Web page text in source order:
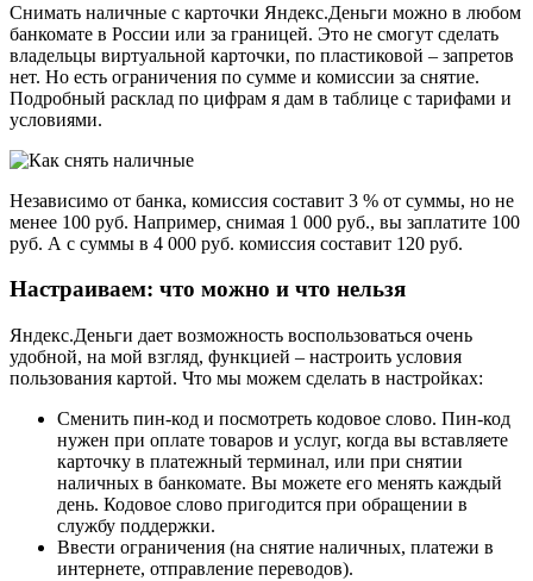
Снимать наличные с карточки Яндекс.Деньги можно в любом
банкомате в России или за границей. Это не смогут сделать
владельцы виртуальной карточки, по пластиковой – запретов
нет. Но есть ограничения по сумме и комиссии за снятие.
Подробный расклад по цифрам я дам в таблице с тарифами и
условиями.
Независимо от банка, комиссия составит 3 % от суммы, но не
менее 100 руб. Например, снимая 1 000 руб., вы заплатите 100
руб. А с суммы в 4 000 руб. комиссия составит 120 руб.
Настраиваем: что можно и что нельзя
Яндекс.Деньги дает возможность воспользоваться очень
удобной, на мой взгляд, функцией – настроить условия
пользования картой. Что мы можем сделать в настройках:
Сменить пин-код и посмотреть кодовое слово. Пин-код
нужен при оплате товаров и услуг, когда вы вставляете
карточку в платежный терминал, или при снятии
наличных в банкомате. Вы можете его менять каждый
день. Кодовое слово пригодится при обращении в
службу поддержки.
Ввести ограничения (на снятие наличных, платежи в
интернете, отправление переводов).